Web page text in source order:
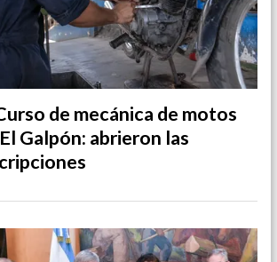
de mecánica de motos
Galpón: abrieron las